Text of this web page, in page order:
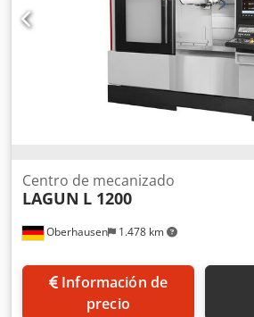
Oberhausen 1.478 km
Centro de mecanizado
LAGUN L 1200
Información de
precio